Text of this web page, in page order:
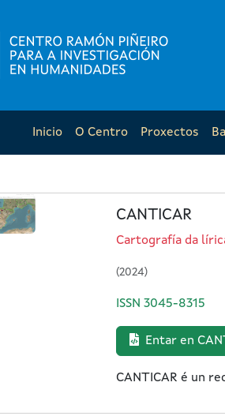
Inicio O Centro Proxectos
CANTICAR
Cartografía da
(2024)
ISSN 3045-8315
Entar en
CANTICAR é un